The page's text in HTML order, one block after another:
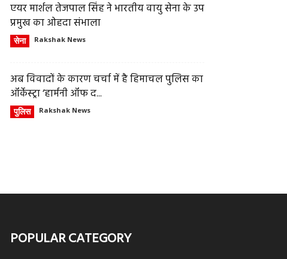
एयर मार्शल तेजपाल सिंह ने भारतीय वायु सेना के उप
प्रमुख का ओहदा संभाला
सेना Rakshak News
अब विवादों के कारण चर्चा में है हिमाचल पुलिस का
ऑर्केस्ट्रा ‘हार्मनी ऑफ द...
पुलिस Rakshak News
POPULAR CATEGORY